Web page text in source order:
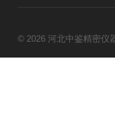
© 2026 河北中鉴精密